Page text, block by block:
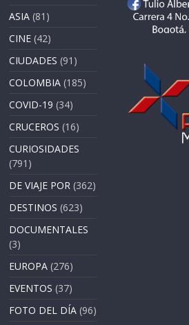
ASIA (81)
CINE (42)
CIUDADES (91)
COLOMBIA (185)
COVID-19 (34)
CRUCEROS (16)
CURIOSIDADES
(791)
DE VIAJE POR (362)
DESTINOS (623)
DOCUMENTALES
(3)
EUROPA (276)
EVENTOS (37)
FOTO DEL DÍA (96)